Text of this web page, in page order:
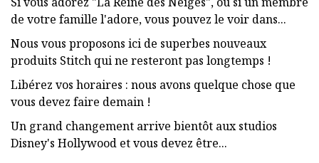
de votre famille l'adore, vous pouvez le voir dans...
Nous vous proposons ici de superbes nouveaux
produits Stitch qui ne resteront pas longtemps !
Libérez vos horaires : nous avons quelque chose que
vous devez faire demain !
Un grand changement arrive bientôt aux studios
Disney's Hollywood et vous devez être...